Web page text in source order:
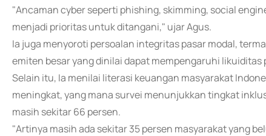
"Ancaman cyber seperti phishing, skimming, social
menjadi prioritas untuk ditangani," ujar Agus.
Ia juga menyoroti persoalan integritas pasar modal,
emiten besar yang dinilai dapat mempengaruhi likuiditas
Selain itu, Ia menilai literasi keuangan masyarakat
meningkat, yang mana survei menunjukkan tingkat
masih sekitar 66 persen.
"Artinya masih ada sekitar 35 persen masyarakat yang